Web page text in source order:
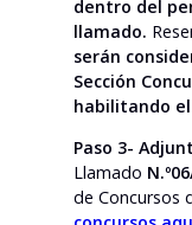
dentro del
llamado.
serán
Sección
habilitando
Paso 3-
Llamado
de Concursos